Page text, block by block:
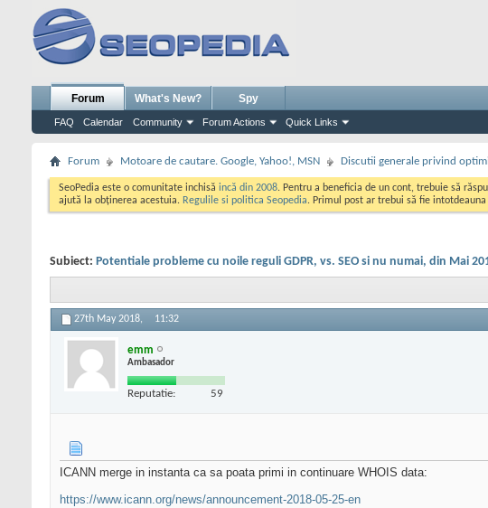
Forum
FAQ Calendar Community Forum Actions Quick Links
What's New? Spy
Forum Motoare de cautare. Google, Yahoo!, MSN Discutii generale privind
SeoPedia este o comunitate inchisă incă din 2008. Pentru a beneficia de un cont, trebuie să
ajută la obținerea acestuia. Regulile si politica Seopedia. Primul post ar trebui să fie intotdeauna
Subiect: Potentiale probleme cu noile reguli GDPR, vs. SEO si nu numai, din Mai
27th May 2018, 11:32
emm
Ambasador
Reputatie: 59
ICANN merge in instanta ca sa poata primi in continuare WHOIS data:
https://www.icann.org/news/announcement-2018-05-25-en